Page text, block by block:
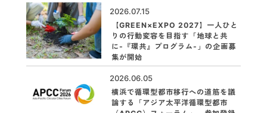
2026.07.15
【GREEN×EXPO 2027】一人ひと
りの行動変容を目指す「地球と共
に-『環共』プログラム-」の企画募
集が開始
2026.06.05
横浜で循環型都市移行への道筋を議
論する「アジア太平洋循環型都市